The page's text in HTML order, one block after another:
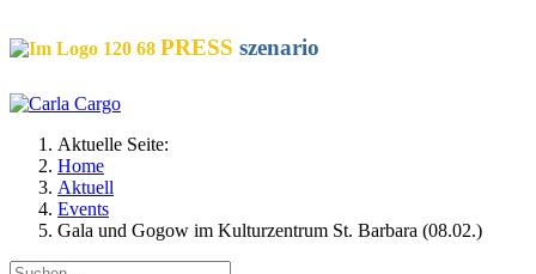
PRESS szenario
Aktuelle Seite:
Home
Aktuell
Events
Gala und Gogow im Kulturzentrum St. Barbara (08.02.)